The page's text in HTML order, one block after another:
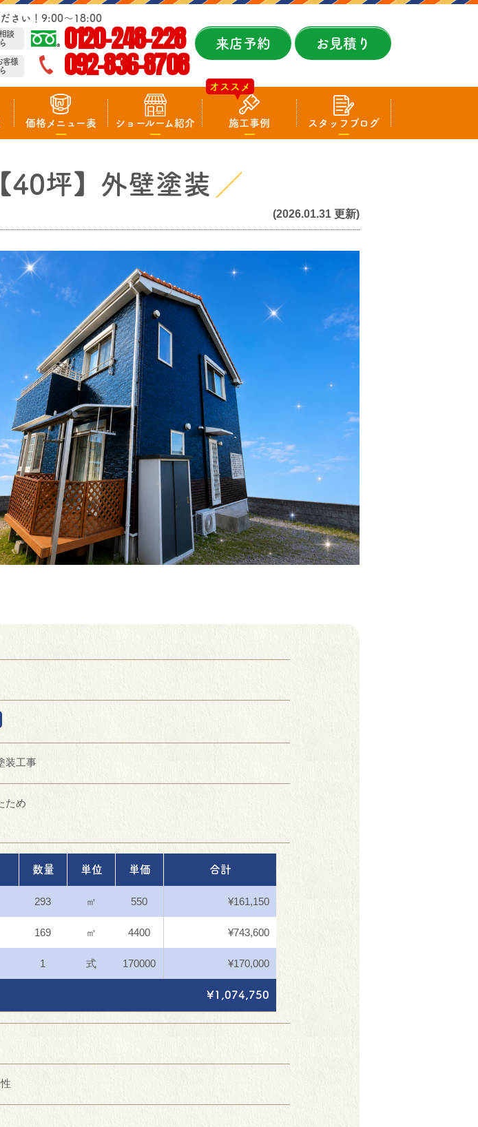
さい！9:00～18:00
談
0120-248-228
客様
092-836-8708
来店予約 お見積り
価格メニュー表 ショールーム紹介 施工事例
オススメ
スタッフブログ
40坪】外壁塗装
(2026.01.31 更新)
装工事
ため
数量 単位 単価 合計
293 ㎡ 550 ¥161,150
169 ㎡ 4400 ¥743,600
1 式 170000 ¥170,000
¥1,074,750